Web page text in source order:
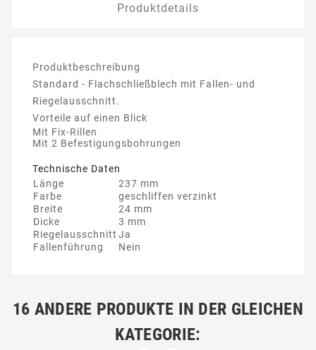
Produktdetails
Produktbeschreibung
Standard - Flachschließblech mit Fallen- und
Riegelausschnitt.
Vorteile auf einen Blick
Mit Fix-Rillen
Mit 2 Befestigungsbohrungen
Technische Daten
Länge
237 mm
Farbe
geschliffen verzinkt
Breite
24 mm
Dicke
3 mm
Riegelausschnitt Ja
Fallenführung
Nein
16 ANDERE PRODUKTE IN DER GLEICHEN
KATEGORIE: